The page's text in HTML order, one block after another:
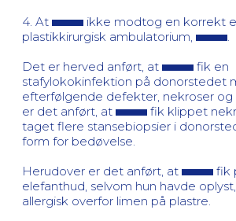
4. At
ikke modtog en korrekt
plastikkirurgisk ambulatorium,
Det er herved anført, at
fik en
stafylokokinfektion på donorstedet
efterfølgende defekter, nekroser og
er det anført, at
fik klippet
taget flere stansebiopsier i
form for bedøvelse.
Herudover er det anført, at
fik
elefanthud, selvom hun havde
allergisk overfor limen på plastre.